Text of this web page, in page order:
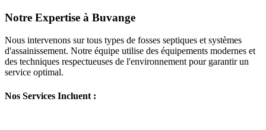
Notre Expertise à Buvange
Nous intervenons sur tous types de fosses septiques et systèmes
d'assainissement. Notre équipe utilise des équipements modernes et
des techniques respectueuses de l'environnement pour garantir un
service optimal.
Nos Services Incluent :